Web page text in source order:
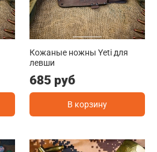
Кожаные ножны Yeti для
левши
685 руб
В корзину